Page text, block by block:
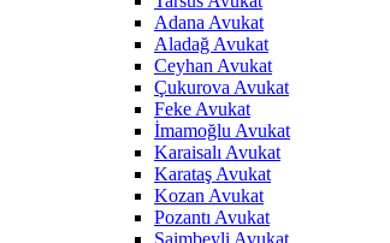
Adana Avukat
Aladağ Avukat
Ceyhan Avukat
Çukurova Avukat
Feke Avukat
İmamoğlu Avukat
Karaisalı Avukat
Karataş Avukat
Kozan Avukat
Pozantı Avukat
Saimbeyli Avukat